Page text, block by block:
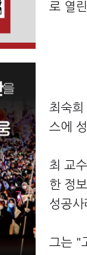
로 열
최숙
스에
최 교
한 정
성공
그는 "